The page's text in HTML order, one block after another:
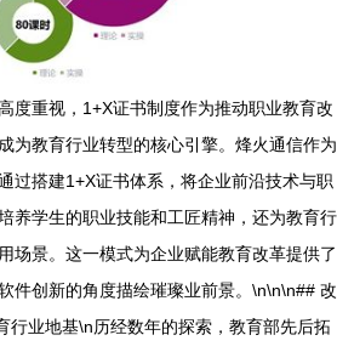
度重视，1+X证书制度作为推动职业教育改
为教育行业转型的核心引擎。烽火通信作为
过搭建1+X证书体系，将企业前沿技术与职
养学生的职业技能和工匠精神，还为教育行
场景。这一模式为企业赋能教育改革提供了
件创新的角度描绘璀璨业前景。\n\n\n## 改
行业地基\n历经数年的探索，教育部先后拓